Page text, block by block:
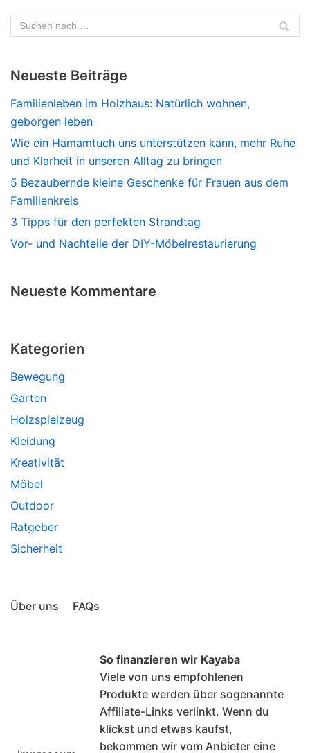
Neueste Beiträge
Familienleben im Holzhaus: Natürlich wohnen,
geborgen leben
Wie ein Hamamtuch uns unterstützen kann, mehr Ruhe
und Klarheit in unseren Alltag zu bringen
5 Bezaubernde kleine Geschenke für Frauen aus dem
Familienkreis
3 Tipps für den perfekten Strandtag
Vor- und Nachteile der DIY-Möbelrestaurierung
Neueste Kommentare
Kategorien
Bewegung
Garten
Holzspielzeug
Kleidung
Kreativität
Möbel
Outdoor
Ratgeber
Sicherheit
Über uns FAQs
So finanzieren wir Kayaba
Viele von uns empfohlenen
Produkte werden über sogenannte
Affiliate-Links verlinkt. Wenn du
klickst und etwas kaufst,
bekommen wir vom Anbieter eine